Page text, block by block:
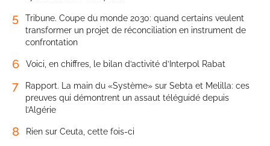
5
Tribune. Coupe du monde 2030: quand certains veulent
transformer un projet de réconciliation en instrument de
confrontation
6 Voici, en chiffres, le bilan d’activité d’Interpol Rabat
7
Rapport. La main du «Système» sur Sebta et Melilla: ces
preuves qui démontrent un assaut téléguidé depuis
l’Algérie
8 Rien sur Ceuta, cette fois-ci